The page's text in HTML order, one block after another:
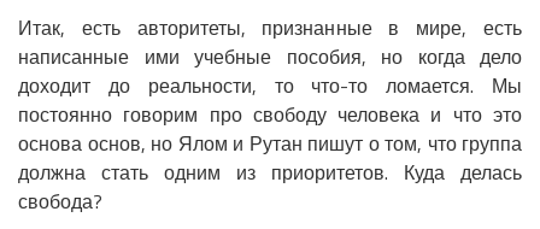
Итак, есть авторитеты, признанные в мире, есть
написанные ими учебные пособия, но когда дело
доходит до реальности, то что-то ломается. Мы
постоянно говорим про свободу человека и что это
основа основ, но Ялом и Рутан пишут о том, что группа
должна стать одним из приоритетов. Куда делась
свобода?